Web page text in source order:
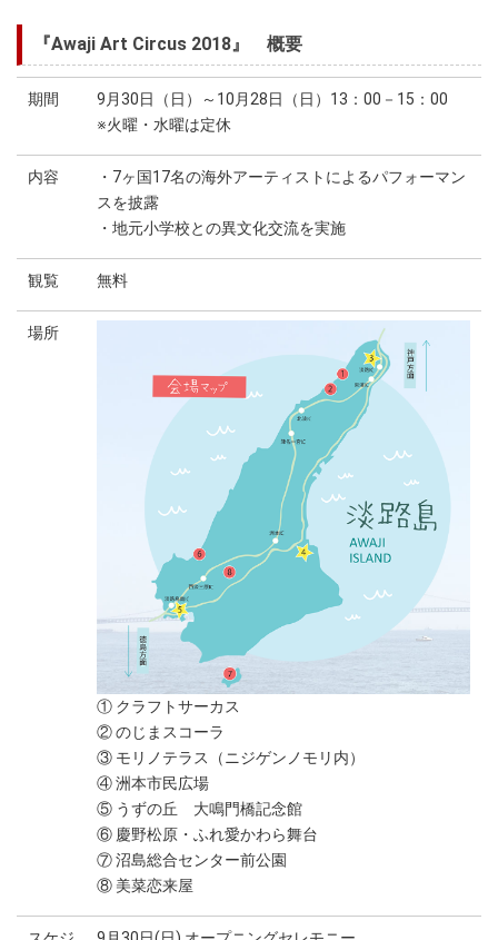
『Awaji Art Circus 2018』 概要
期間
9月30日（日）～10月28日（日）13：00－15：00
※火曜・水曜は定休
内容
・7ヶ国17名の海外アーティストによるパフォーマン
スを披露
・地元小学校との異文化交流を実施
観覧 無料
場所
① クラフトサーカス
② のじまスコーラ
③ モリノテラス（ニジゲンノモリ内）
④ 洲本市民広場
⑤ うずの丘 大鳴門橋記念館
⑥ 慶野松原・ふれ愛かわら舞台
⑦ 沼島総合センター前公園
⑧ 美菜恋来屋